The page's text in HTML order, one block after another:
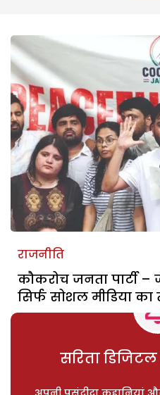
राजनीति
कौकरोच जनता पार्टी
सिर्फ सोशल मीडिया
सरिता